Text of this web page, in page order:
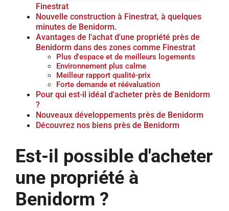
Finestrat
Nouvelle construction à Finestrat, à quelques
minutes de Benidorm.
Avantages de l'achat d'une propriété près de
Benidorm dans des zones comme Finestrat
Plus d'espace et de meilleurs logements
Environnement plus calme
Meilleur rapport qualité-prix
Forte demande et réévaluation
Pour qui est-il idéal d'acheter près de Benidorm
?
Nouveaux développements près de Benidorm
Découvrez nos biens près de Benidorm
Est-il possible d'acheter
une propriété à
Benidorm ?